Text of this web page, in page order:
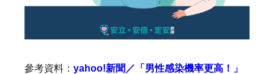
參考資料： yahoo!新聞／「男性感染機率更高！」